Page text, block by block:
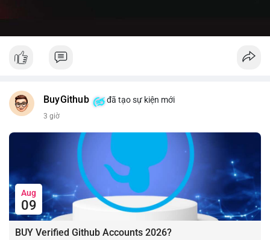
BuyGithub đã tạo sự kiện mới
3 giờ
Aug
09
BUY Verified Github Accounts 2026?